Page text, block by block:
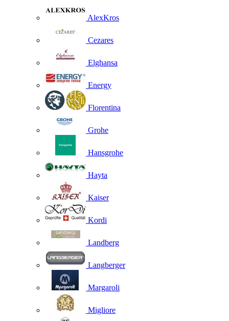
AlexKros
Cezares
Elghansa
Energy
Florentina
Grohe
Hansgrohe
Hayta
Kaiser
Kordi
Landberg
Langberger
Margaroli
Migliore